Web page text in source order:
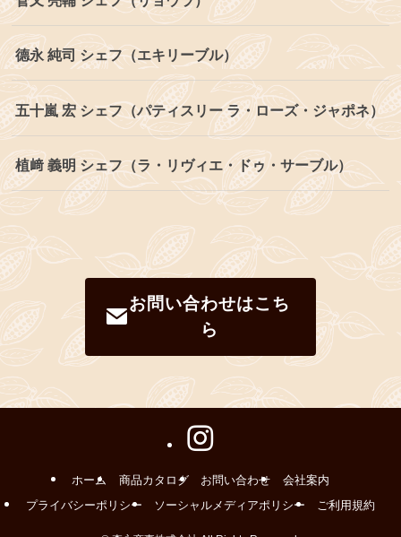
德永 純司 シェフ（エキリーブル）
五十嵐 宏 シェフ（パティスリー ラ・ローズ・ジャポネ）
植﨑 義明 シェフ（ラ・リヴィエ・ドゥ・サーブル）
お問い合わせはこち
ら
ホーム 商品カタログ お問い合わせ
会社案内
プライバシーポリシー
ソーシャルメディアポリシー ご利用規約